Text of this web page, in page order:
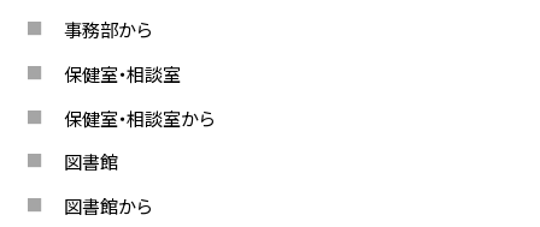
事務部から
保健室・相談室
保健室・相談室から
図書館
図書館から